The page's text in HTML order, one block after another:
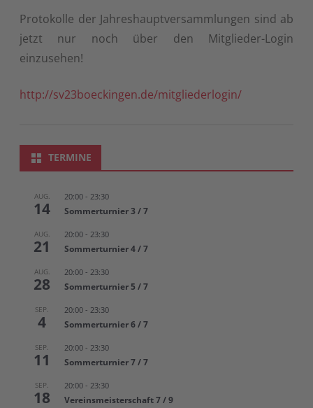
Protokolle der Jahreshauptversammlungen sind ab
jetzt nur noch über den Mitglieder-Login
einzusehen!
http://sv23boeckingen.de/mitgliederlogin/
TERMINE
AUG.
14
20:00 - 23:30
Sommerturnier 3 / 7
AUG.
21
20:00 - 23:30
Sommerturnier 4 / 7
AUG.
28
20:00 - 23:30
Sommerturnier 5 / 7
SEP.
4
20:00 - 23:30
Sommerturnier 6 / 7
SEP.
11
20:00 - 23:30
Sommerturnier 7 / 7
SEP.
18
20:00 - 23:30
Vereinsmeisterschaft 7 / 9